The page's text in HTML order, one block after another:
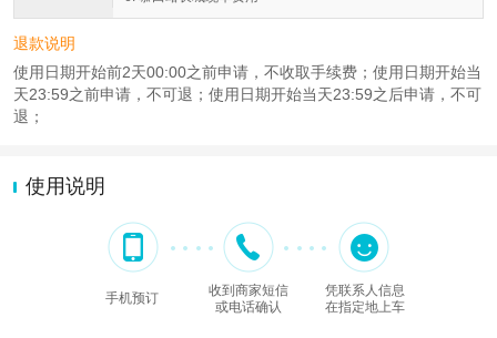
退款说明
使用日期开始前2天00:00之前申请，不收取手续费；使用日期开始当
天23:59之前申请，不可退；使用日期开始当天23:59之后申请，不可
退；
使用说明
手机预订
收到商家短信
或电话确认
凭联系人信息
在指定地上车